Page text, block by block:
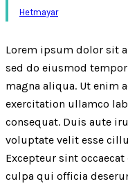
Hetmayar
Lorem ipsum dolor sit
sed do eiusmod
magna aliqua. Ut enim
exercitation ullamco
consequat. Duis aute
voluptate velit esse
Excepteur sint
culpa qui officia